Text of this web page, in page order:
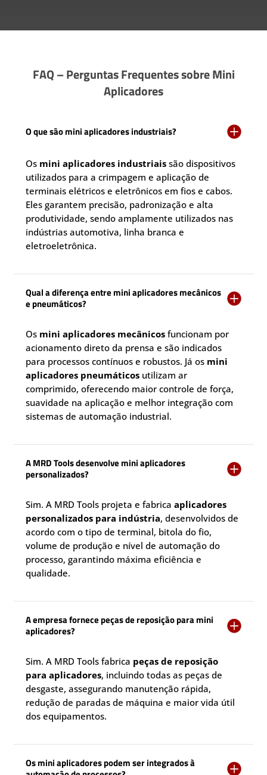
FAQ – Perguntas Frequentes sobre Mini
Aplicadores
O que são mini aplicadores industriais? 
Os mini aplicadores industriais são dispositivos
utilizados para a crimpagem e aplicação de
terminais elétricos e eletrônicos em fios e cabos.
Eles garantem precisão, padronização e alta
produtividade, sendo amplamente utilizados nas
indústrias automotiva, linha branca e
eletroeletrônica.
Qual a diferença entre mini aplicadores mecânicos
e pneumáticos?

Os mini aplicadores mecânicos funcionam por
acionamento direto da prensa e são indicados
para processos contínuos e robustos. Já os mini
aplicadores pneumáticos utilizam ar
comprimido, oferecendo maior controle de força,
suavidade na aplicação e melhor integração com
sistemas de automação industrial.
A MRD Tools desenvolve mini aplicadores
personalizados?

Sim. A MRD Tools projeta e fabricaaplicadores
personalizados para indústria, desenvolvidos de
acordo com o tipo de terminal, bitola do fio,
volume de produção e nível de automação do
processo, garantindo máxima eficiência e
qualidade.
A empresa fornece peças de reposição para mini
aplicadores?

Sim. A MRD Tools fabrica peças de reposição
para aplicadores, incluindo todas as peças de
desgaste, assegurando manutenção rápida,
redução de paradas de máquina e maior vida útil
dos equipamentos.
Os mini aplicadores podem ser integrados à
